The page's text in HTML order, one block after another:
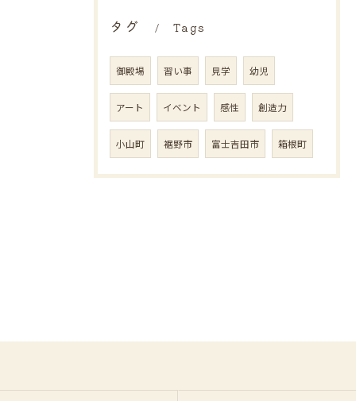
タグ Tags
御殿場 習い事 見学 幼児
アート イベント 感性 創造力
小山町 裾野市 富士吉田市 箱根町